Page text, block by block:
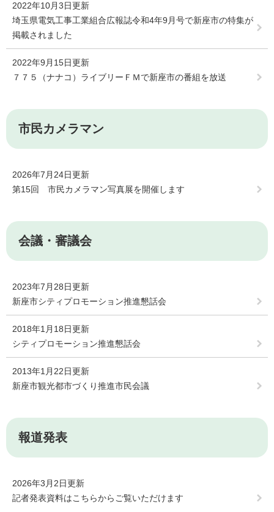
2022年10月3日更新
埼玉県電気工事工業組合広報誌令和4年9月号で新座市の特集が
掲載されました
2022年9月15日更新
７７５（ナナコ）ライブリーＦＭで新座市の番組を放送
市民カメラマン
2026年7月24日更新
第15回 市民カメラマン写真展を開催します
会議・審議会
2023年7月28日更新
新座市シティプロモーション推進懇話会
2018年1月18日更新
シティプロモーション推進懇話会
2013年1月22日更新
新座市観光都市づくり推進市民会議
報道発表
2026年3月2日更新
記者発表資料はこちらからご覧いただけます